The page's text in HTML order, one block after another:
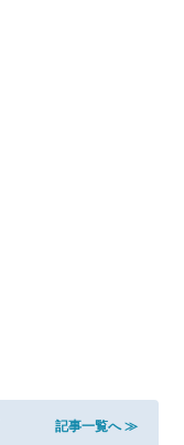
記事一覧へ ≫